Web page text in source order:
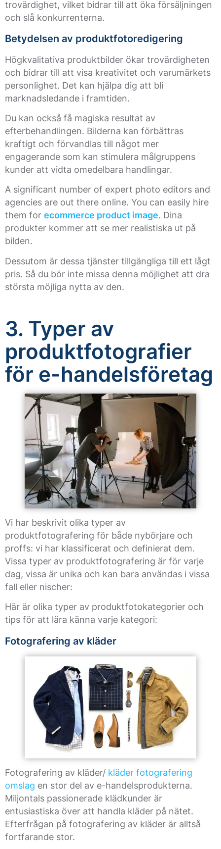
trovärdighet, vilket bidrar till att öka försäljningen
och slå konkurrenterna.
Betydelsen av produktfotoredigering
Högkvalitativa produktbilder ökar trovärdigheten
och bidrar till att visa kreativitet och varumärkets
personlighet. Det kan hjälpa dig att bli
marknadsledande i framtiden.
Du kan också få magiska resultat av
efterbehandlingen. Bilderna kan förbättras
kraftigt och förvandlas till något mer
engagerande som kan stimulera målgruppens
kunder att vidta omedelbara handlingar.
A significant number of expert photo editors and
agencies are out there online. You can easily hire
them for ecommerce product image. Dina
produkter kommer att se mer realistiska ut på
bilden.
Dessutom är dessa tjänster tillgängliga till ett lågt
pris. Så du bör inte missa denna möjlighet att dra
största möjliga nytta av den.
3. Typer av
produktfotografier
för e-handelsföretag
Vi har beskrivit olika typer av
produktfotografering för både nybörjare och
proffs: vi har klassificerat och definierat dem.
Vissa typer av produktfotografering är för varje
dag, vissa är unika och kan bara användas i vissa
fall eller nischer:
Här är olika typer av produktfotokategorier och
tips för att lära känna varje kategori:
Fotografering av kläder
Fotografering av kläder/ kläder fotografering
omslag en stor del av e-handelsprodukterna.
Miljontals passionerade klädkunder är
entusiastiska över att handla kläder på nätet.
Efterfrågan på fotografering av kläder är alltså
fortfarande stor.